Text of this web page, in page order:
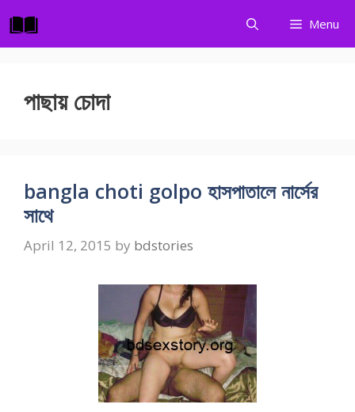
to
content
Menu
পাছায় চোদা
bangla choti golpo হাসপাতালে নার্সের
সাথে
April 12, 2015 by bdstories